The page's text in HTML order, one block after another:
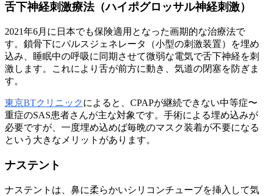
舌下神経刺激療法（ハイポグロッサル神経刺激）
2021年6月に日本でも保険適用となった画期的な治療法で
す。鎖骨下にパルスジェネレータ（小型の刺激装置）を埋め
込み、睡眠中の呼吸に同期させて微弱な電気で舌下神経を刺
激します。これにより舌が前方に動き、気道の閉塞を防ぎま
す。
東京BTクリニック によると、CPAPが継続できない中等症〜
重症のSAS患者さんが主な対象です。手術による埋め込みが
必要ですが、一度埋め込めば毎晩のマスク装着が不要になる
という大きなメリットがあります。
ナステント
ナステントは、鼻に柔らかいシリコンチューブを挿入して気